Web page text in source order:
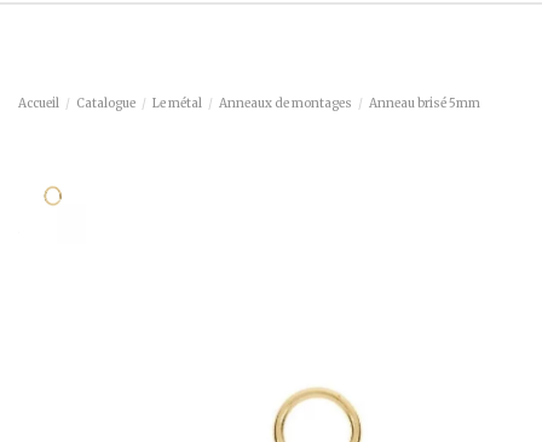
Accueil Catalogue Le métal Anneaux de montages Anneau brisé 5mm